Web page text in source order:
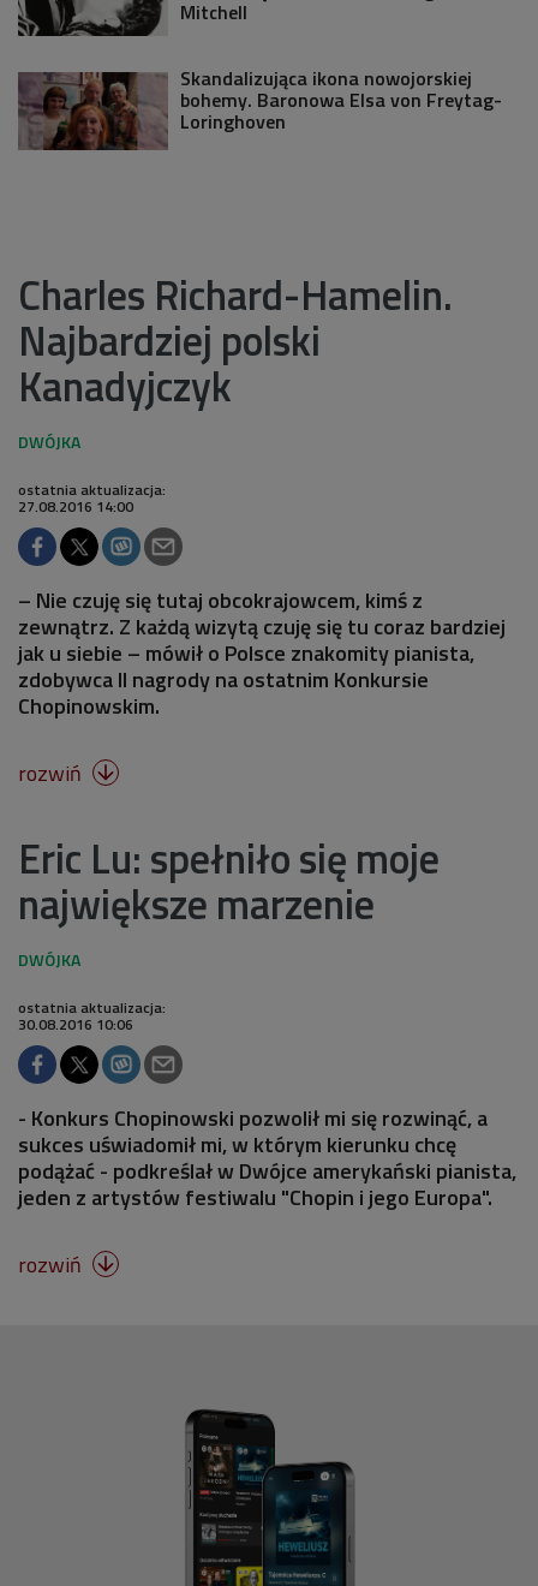
Mitchell
Skandalizująca ikona nowojorskiej
bohemy. Baronowa Elsa von Freytag-
Loringhoven
Charles Richard-Hamelin.
Najbardziej polski
Kanadyjczyk
ostatnia aktualizacja:
27.08.2016 14:00
– Nie czuję się tutaj obcokrajowcem, kimś z
zewnątrz. Z każdą wizytą czuję się tu coraz bardziej
jak u siebie – mówił o Polsce znakomity pianista,
zdobywca II nagrody na ostatnim Konkursie
Chopinowskim.
rozwiń 
Eric Lu: spełniło się moje
największe marzenie
ostatnia aktualizacja:
30.08.2016 10:06
- Konkurs Chopinowski pozwolił mi się rozwinąć, a
sukces uświadomił mi, w którym kierunku chcę
podążać - podkreślał w Dwójce amerykański pianista,
jeden z artystów festiwalu "Chopin i jego Europa".
rozwiń 